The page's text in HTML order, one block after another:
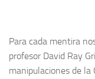
Para cada mentira
profesor David Ray
manipulaciones de la